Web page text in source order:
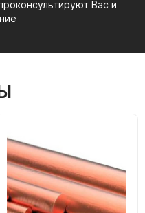
Вас и